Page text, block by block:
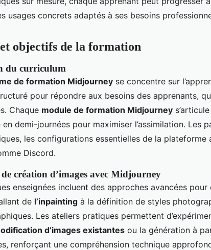
usages concrets adaptés à ses besoins
objectifs de la formation
du curriculum
de formation Midjourney se concentre sur
pour répondre aux besoins des apprenants,
Chaque module de formation Midjourney
demi-journées pour maximiser l’assimilation. Les
les configurations essentielles de la plateforme
Discord.
création d’images avec Midjourney
enseignées incluent des approches avancées pour
de l’inpainting à la définition de styles
Les ateliers pratiques permettent
d’images existantes ou la génération à
renforçant une compréhension technique